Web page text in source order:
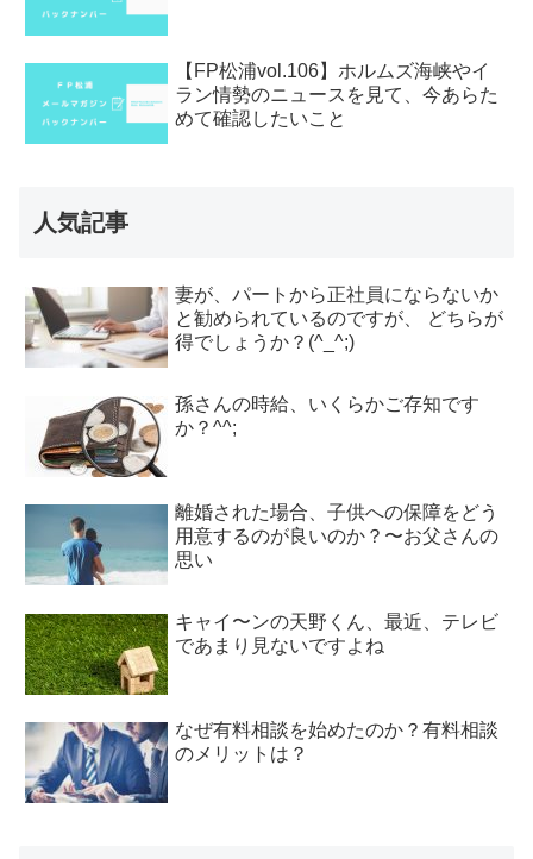
【FP松浦vol.106】ホルムズ海峡やイ
ラン情勢のニュースを見て、今あらた
めて確認したいこと
人気記事
妻が、パートから正社員にならないか
と勧められているのですが、 どちらが
得でしょうか？(^_^;)
孫さんの時給、いくらかご存知です
か？^^;
離婚された場合、子供への保障をどう
用意するのが良いのか？〜お父さんの
思い
キャイ〜ンの天野くん、最近、テレビ
であまり見ないですよね
なぜ有料相談を始めたのか？有料相談
のメリットは？